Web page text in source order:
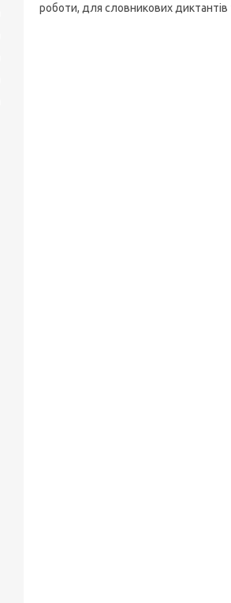
роботи, для словникових